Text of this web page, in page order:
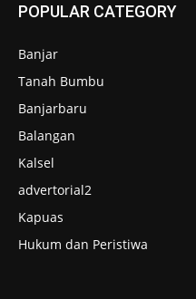
POPULAR CATEGORY
Banjar
Tanah Bumbu
Banjarbaru
Balangan
Kalsel
advertorial2
Kapuas
Hukum dan Peristiwa